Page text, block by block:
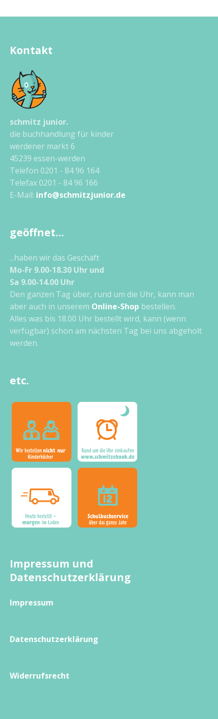
Kontakt
schmitz junior.
die buchhandlung für kinder
werdener markt 6
45239 essen-werden
Telefon 0201 - 84 96 164
Telefax 0201 - 84 96 166
E-Mail: info@schmitzjunior.de
geöffnet…
...haben wir das Geschäft
Mo-Fr 9.00-18.30 Uhr und
Sa 9.00-14.00 Uhr
Den ganzen Tag über, rund um die Uhr, kann man
aber auch in unserem Online-Shop bestellen.
Alles was bis 18.00 Uhr bestellt wird, kann (wenn
verfügbar) schon am nächsten Tag bei uns abgeholt
werden.
etc.
Impressum und
Datenschutzerklärung
Impressum
Datenschutzerklärung
Widerrufsrecht